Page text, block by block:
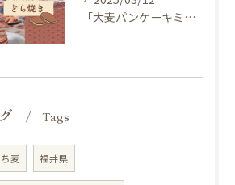
「大麦パンケーキミックス」を使ってどら焼き作ってみませんか？
Tags
麦 福井県